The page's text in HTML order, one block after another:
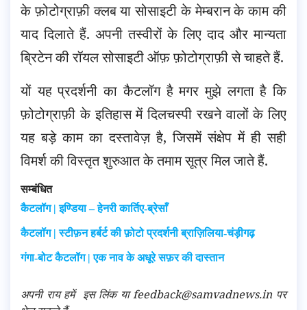
के फ़ोटोग्राफ़ी क्लब या सोसाइटी के मेम्बरान के काम की
याद दिलाते हैं. अपनी तस्वीरों के लिए दाद और मान्यता
ब्रिटेन की रॉयल सोसाइटी ऑफ़ फ़ोटोग्राफ़ी से चाहते हैं.
यों यह प्रदर्शनी का कैटलॉग है मगर मुझे लगता है कि
फ़ोटोग्राफ़ी के इतिहास में दिलचस्पी रखने वालों के लिए
यह बड़े काम का दस्तावेज़ है, जिसमें संक्षेप में ही सही
विमर्श की विस्तृत शुरुआत के तमाम सूत्र मिल जाते हैं.
सम्बंधित
कैटलॉग | इण्डिया – हेनरी कार्तिए-ब्रेसाँ
कैटलॉग | स्टीफ़न हर्बर्ट की फ़ोटो प्रदर्शनी ब्राज़िलिया-चंड़ीगढ़
गंगा-बोट कैटलॉग | एक नाव के अधूरे सफ़र की दास्तान
अपनी राय हमें इस लिंक या feedback@samvadnews.in पर